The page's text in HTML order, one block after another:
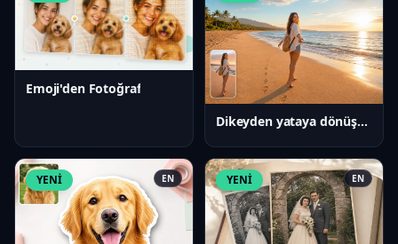
Emoji'den Fotoğraf
Dikeyden yataya dönüştürücü
YENİ EN YENİ EN